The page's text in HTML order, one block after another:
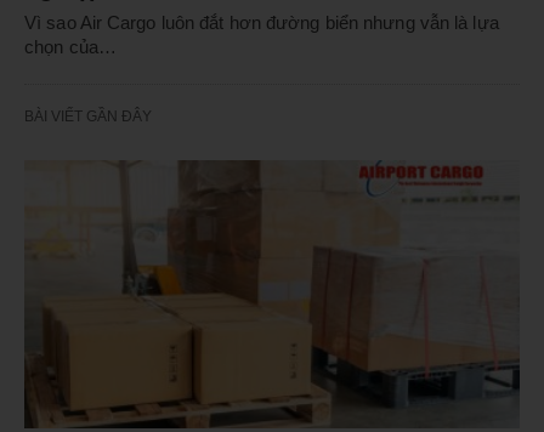
Vì sao Air Cargo luôn đắt hơn đường biển nhưng vẫn là lựa
chọn của…
BÀI VIẾT GẦN ĐÂY